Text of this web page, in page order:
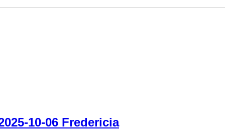
10-06 Fredericia